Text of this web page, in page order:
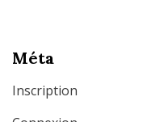
Méta
Inscription